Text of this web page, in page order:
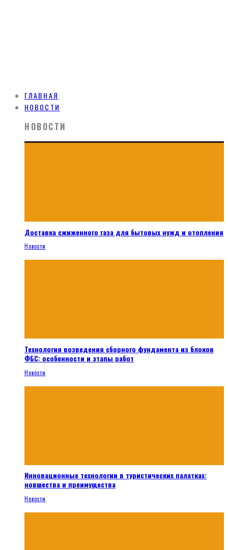
ГЛАВНАЯ
НОВОСТИ
НОВОСТИ
Доставка сжиженного газа для бытовых нужд и отопления
Новости
Технология возведения сборного фундамента из блоков
ФБС: особенности и этапы работ
Новости
Инновационные технологии в туристических палатках:
новшества и преимущества
Новости